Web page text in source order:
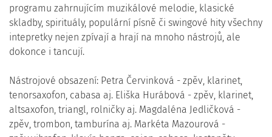
programu zahrnujícím muzikálové melodie, klasické
skladby, spirituály, populární písně či swingové hity všechny
intepretky nejen zpívají a hrají na mnoho nástrojů, ale
dokonce i tancují.
Nástrojové obsazení: Petra Červinková - zpěv, klarinet,
tenorsaxofon, cabasa aj. Eliška Hurábová - zpěv, klarinet,
altsaxofon, triangl, rolničky aj. Magdaléna Jedličková -
zpěv, trombon, tamburína aj. Markéta Mazourová -